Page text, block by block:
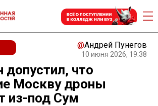
@Андрей Пунегов
10 июня 2026, 19:38
что
Москву дроны
из-под Сум